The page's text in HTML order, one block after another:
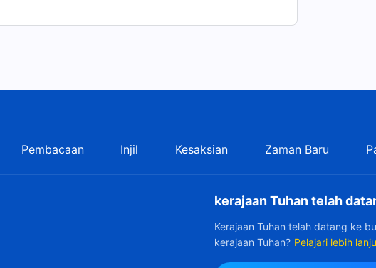
Pembacaan Injil Kesaksian Zaman Baru
kerajaan Tuhan telah
Kerajaan Tuhan telah datang ke
kerajaan Tuhan? Pelajari lebih